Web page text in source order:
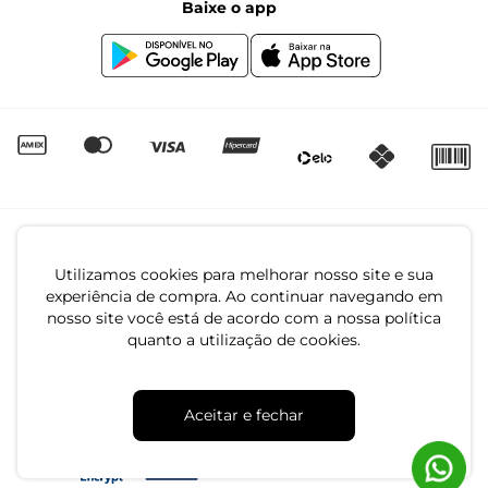
Utilizamos cookies para melhorar nosso site e sua
experiência de compra. Ao continuar navegando em
nosso site você está de acordo com a nossa política
quanto a utilização de cookies.
Aceitar e fechar
Canal de Denúncias | Ética
Igualdade Salarial
Baixe o app
CNPJ: 79.233.672/0001-05
Av. Maria Marangoni, 391 - 89129-080 - Luiz Alves - SC